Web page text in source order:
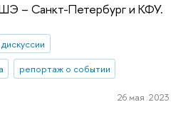
– Санкт-Петербург и КФУ.
дискуссии
репортаж о событии
26 мая 2023